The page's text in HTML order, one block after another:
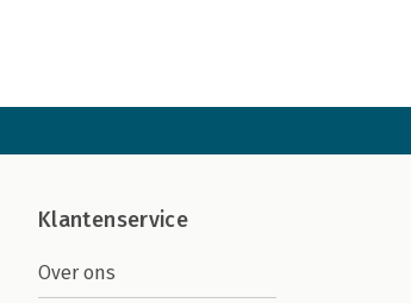
Klantenservice
Over ons